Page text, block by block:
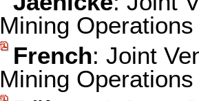
Mining Operations
French: Joint
Mining